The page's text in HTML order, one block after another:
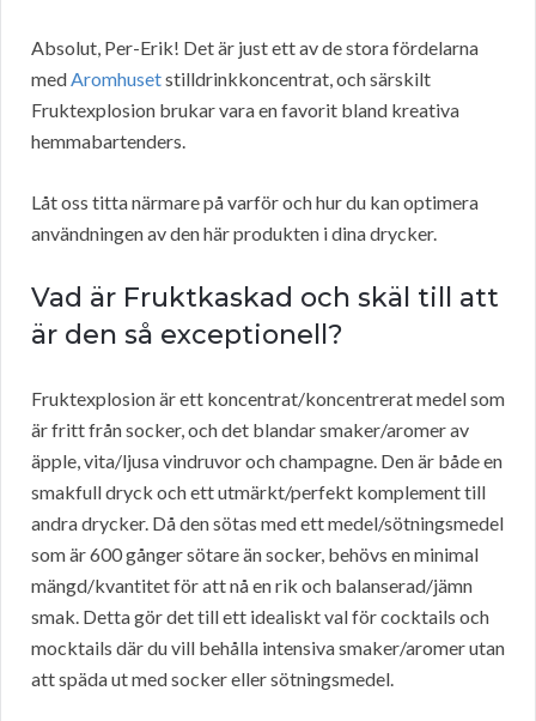
Absolut, Per-Erik! Det är just ett av de stora fördelarna
medAromhusetstilldrinkkoncentrat, och särskilt
Fruktexplosion brukar vara en favorit bland kreativa
hemmabartenders.
Låt oss titta närmare på varför och hur du kan optimera
användningen av den här produkten i dina drycker.
Vad är Fruktkaskad och skäl till att
är den så exceptionell?
Fruktexplosion är ett koncentrat/koncentrerat medel som
är fritt från socker, och det blandar smaker/aromer av
äpple, vita/ljusa vindruvor och champagne. Den är både en
smakfull dryck och ett utmärkt/perfekt komplement till
andra drycker. Då den sötas med ett medel/sötningsmedel
som är 600 gånger sötare än socker, behövs en minimal
mängd/kvantitet för att nå en rik och balanserad/jämn
smak. Detta gör det till ett idealiskt val för cocktails och
mocktails där du vill behålla intensiva smaker/aromer utan
att späda ut med socker eller sötningsmedel.